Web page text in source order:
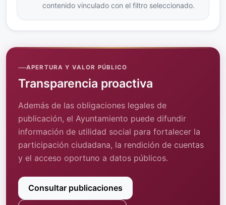
contenido vinculado con el filtro seleccionado.
APERTURA Y VALOR PÚBLICO
Transparencia proactiva
Además de las obligaciones legales de
publicación, el Ayuntamiento puede difundir
información de utilidad social para fortalecer la
participación ciudadana, la rendición de cuentas
y el acceso oportuno a datos públicos.
Consultar publicaciones